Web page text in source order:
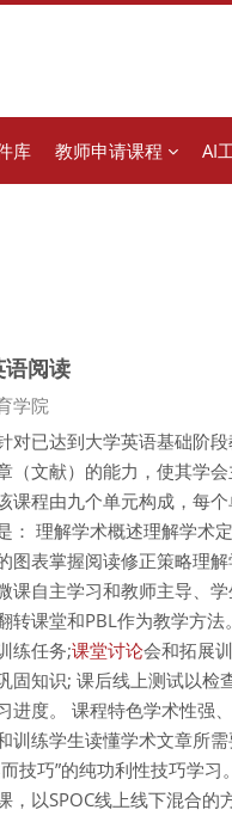
库 教师申请课程 AI
阅读
学院
对已达到大学英语基础阶
（文献）的能力，使其学
课程由九个单元构成，每
： 理解学术概述理解学术
图表掌握阅读修正策略理
课自主学习和教师主导、
转课堂和PBL作为教学方
练任务;课堂讨论会和拓展
固知识; 课后线上测试以检
进度。 课程特色学术性强
训练学生读懂学术文章所
技巧”的纯功利性技巧学
，以SPOC线上线下混合